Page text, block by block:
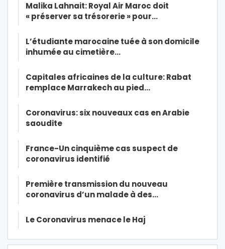
Malika Lahnait: Royal Air Maroc doit
« préserver sa trésorerie » pour…
L’étudiante marocaine tuée à son domicile
inhumée au cimetière…
Capitales africaines de la culture: Rabat
remplace Marrakech au pied…
Coronavirus: six nouveaux cas en Arabie
saoudite
France-Un cinquième cas suspect de
coronavirus identifié
Première transmission du nouveau
coronavirus d’un malade à des…
Le Coronavirus menace le Haj